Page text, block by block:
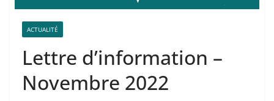
ACTUALITÉ
Lettre d’information –
Novembre 2022